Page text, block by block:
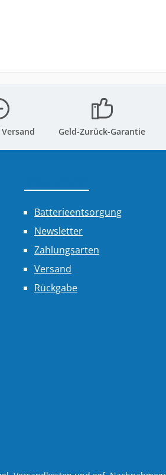
Geld-Zurück-Garantie
Batterieentsorgung
Newsletter
Zahlungsarten
Versand
Rückgabe